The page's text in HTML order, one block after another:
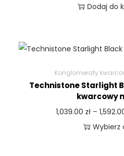
Dodaj do
Konglomeraty
Technistone Starlight
kwarcowy
1,039.00 zł –
Wybierz